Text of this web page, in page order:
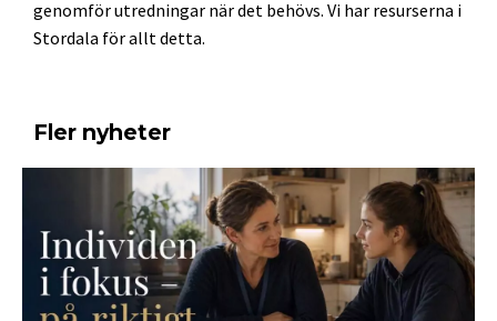
genomför utredningar när det behövs. Vi har resurserna i
Stordala för allt detta.
Fler nyheter